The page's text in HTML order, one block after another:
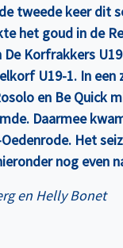
tweede keer dit
het goud in de
Korfrakkers
U19-1. In
en Be Quick
Daarmee
Het
nog even
en Helly Bonet